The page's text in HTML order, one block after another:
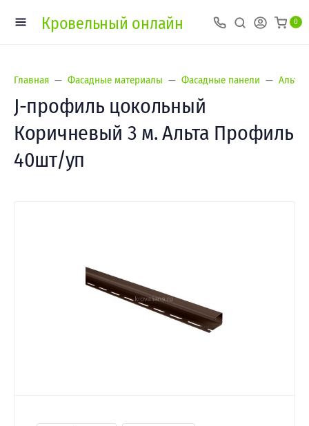
Кровельный онлайн 0
Главная Фасадные материалы Фасадные панели
J-профиль цокольный
Коричневый 3 м. Альта Профиль
40шт/уп